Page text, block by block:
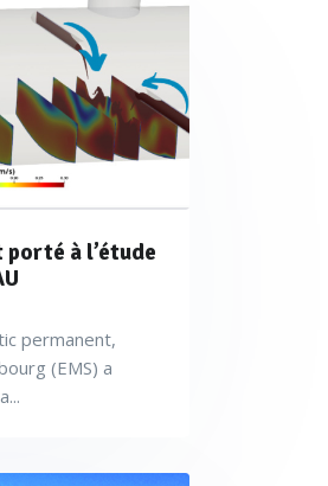
des
à l’étude
permanent,
(EMS) a